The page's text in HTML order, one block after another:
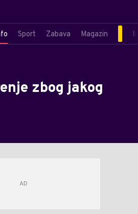
Sport Zabava Magazin
zbog jakog